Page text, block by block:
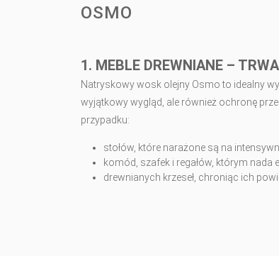
OSMO
1. MEBLE DREWNIANE –
Natryskowy wosk olejny Osmo to idealny
wyjątkowy wygląd, ale również ochronę
przypadku:
stołów, które narażone są na
komód, szafek i regałów, którym nada
drewnianych krzeseł, chroniąc ich